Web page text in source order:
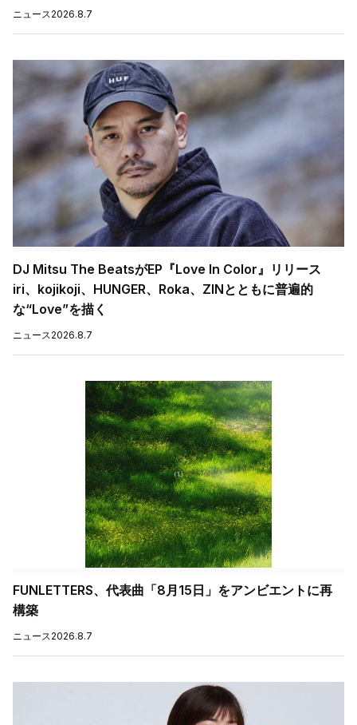
ニュース 2026.8.7
DJ Mitsu The BeatsがEP『Love In Color』リリース
iri、kojikoji、HUNGER、Roka、ZINとともに普遍的
な“Love”を描く
ニュース 2026.8.7
FUNLETTERS、代表曲「8月15日」をアンビエントに再
構築
ニュース 2026.8.7